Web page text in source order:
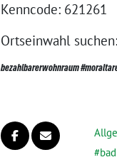
Kenncode: 621261
Ortseinwahl suchen:
bezahlbarerwohnraum